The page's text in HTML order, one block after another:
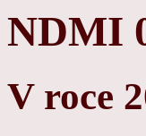
NDMI
V roce